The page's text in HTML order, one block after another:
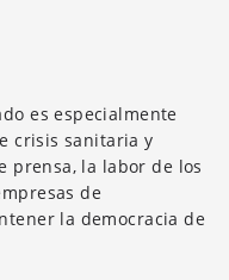
es especialmente
crisis sanitaria y
prensa, la labor de los
de
la democracia de